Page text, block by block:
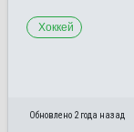
Хоккей
Обновлено 2 года назад